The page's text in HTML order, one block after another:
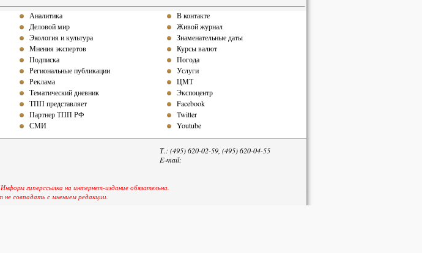
Аналитика
Деловой мир
Экология и культура
Мнения экспертов
Подписка
Региональные публикации
Реклама
Тематический дневник
ТПП представляет
Партнер ТПП РФ
СМИ
В контакте
Живой журнал
Знаменательные даты
Курсы валют
Погода
Услуги
ЦМТ
Экспоцентр
Facebook
Twitter
Youtube
Т.: (495) 620-02-59, (495) 620-04-55
E-mail:
гиперссылка на интернет-издание обязательна.
совпадать с мнением редакции.